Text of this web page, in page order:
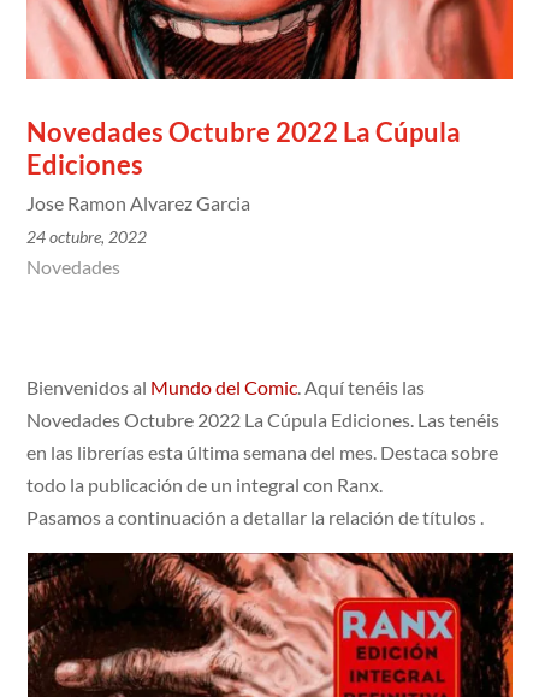
Novedades Octubre 2022 La Cúpula
Ediciones
Jose Ramon Alvarez Garcia
24 octubre, 2022
Novedades
Bienvenidos al Mundo del Comic . Aquí tenéis las
Novedades Octubre 2022 La Cúpula Ediciones. Las tenéis
en las librerías esta última semana del mes. Destaca sobre
todo la publicación de un integral con Ranx.
Pasamos a continuación a detallar la relación de títulos .